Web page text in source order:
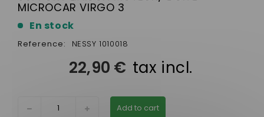
MICROCAR VIRGO 3
En stock
Reference: NESSY 1010018
22,90 € tax incl.
Add to cart